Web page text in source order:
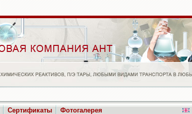
Сертификаты Фотогалерея